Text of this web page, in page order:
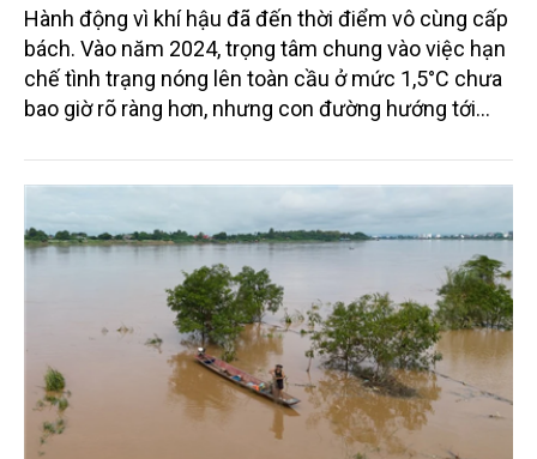
Hành động vì khí hậu đã đến thời điểm vô cùng cấp
bách. Vào năm 2024, trọng tâm chung vào việc hạn
chế tình trạng nóng lên toàn cầu ở mức 1,5°C chưa
bao giờ rõ ràng hơn, nhưng con đường hướng tới
thách thức, phức tạp.